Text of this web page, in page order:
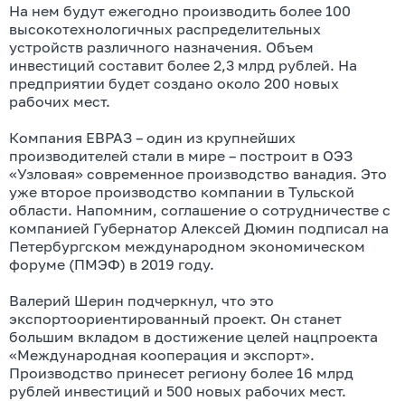
На нем будут ежегодно производить более 100
высокотехнологичных распределительных
устройств различного назначения. Объем
инвестиций составит более 2,3 млрд рублей. На
предприятии будет создано около 200 новых
рабочих мест.
Компания ЕВРАЗ – один из крупнейших
производителей стали в мире – построит в ОЭЗ
«Узловая» современное производство ванадия. Это
уже второе производство компании в Тульской
области. Напомним, соглашение о сотрудничестве с
компанией Губернатор Алексей Дюмин подписал на
Петербургском международном экономическом
форуме (ПМЭФ) в 2019 году.
Валерий Шерин подчеркнул, что это
экспортоориентированный проект. Он станет
большим вкладом в достижение целей нацпроекта
«Международная кооперация и экспорт».
Производство принесет региону более 16 млрд
рублей инвестиций и 500 новых рабочих мест.